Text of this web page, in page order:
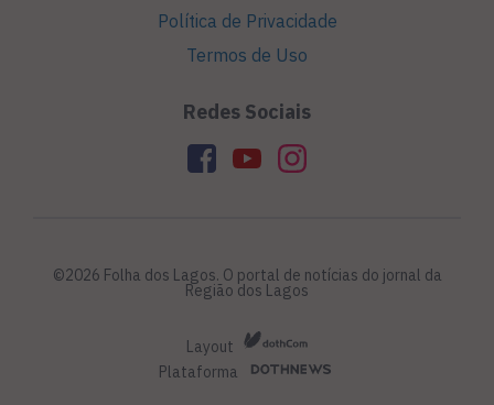
Política de Privacidade
Termos de Uso
Redes Sociais
©2026 Folha dos Lagos. O portal de notícias do jornal da
Região dos Lagos
Layout
Plataforma